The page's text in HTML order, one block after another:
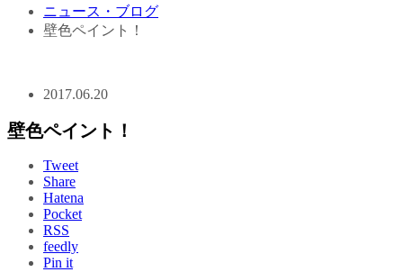
ニュース・ブログ
壁色ペイント！
2017.06.20
壁色ペイント！
Tweet
Share
Hatena
Pocket
RSS
feedly
Pin it